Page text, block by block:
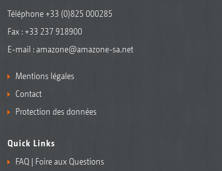
Téléphone+33 (0)825 000285
Fax : +33 237 918900
E-mail : amazone@amazone-sa.net
Mentions légales
Contact
Protection des données
Quick Links
FAQ | Foire aux Questions